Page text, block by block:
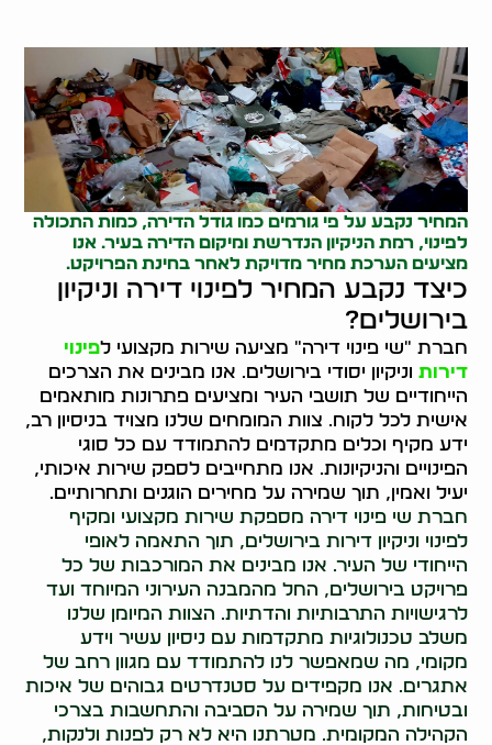
המחיר נקבע על פי גורמים כמו גודל הדירה, כמות התכולה
לפינוי, רמת הניקיון הנדרשת ומיקום הדירה בעיר. אנו
מציעים הערכת מחיר מדויקת לאחר בחינת הפרויקט.
כיצד נקבע המחיר לפינוי דירה וניקיון
בירושלים?
חברת "שי פינוי דירה" מציעה שירות מקצועי לפינוי
דירות וניקיון יסודי בירושלים. אנו מבינים את הצרכים
הייחודיים של תושבי העיר ומציעים פתרונות מותאמים
אישית לכל לקוח. צוות המומחים שלנו מצויד בניסיון רב,
ידע מקיף וכלים מתקדמים להתמודד עם כל סוגי
הפינויים והניקיונות. אנו מתחייבים לספק שירות איכותי,
יעיל ואמין, תוך שמירה על מחירים הוגנים ותחרותיים.
חברת שי פינוי דירה מספקת שירות מקצועי ומקיף
לפינוי וניקיון דירות בירושלים, תוך התאמה לאופי
הייחודי של העיר. אנו מבינים את המורכבות של כל
פרויקט בירושלים, החל מהמבנה העירוני המיוחד ועד
לרגישויות התרבותיות והדתיות. הצוות המיומן שלנו
משלב טכנולוגיות מתקדמות עם ניסיון עשיר וידע
מקומי, מה שמאפשר לנו להתמודד עם מגוון רחב של
אתגרים. אנו מקפידים על סטנדרטים גבוהים של איכות
ובטיחות, תוך שמירה על הסביבה והתחשבות בצרכי
הקהילה המקומית. מטרתנו היא לא רק לפנות ולנקות,